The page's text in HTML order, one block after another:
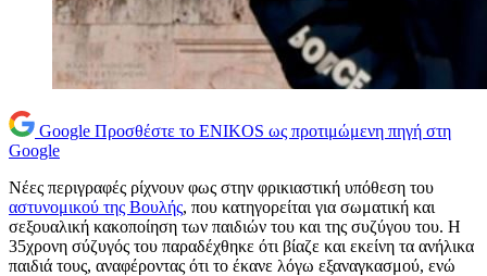
Google Προσθέστε το ENIKOS ως προτιμώμενη πηγή στη
Google
Νέες περιγραφές ρίχνουν φως στην φρικιαστική υπόθεση του
αστυνομικού της Βουλής, που κατηγορείται για σωματική και
σεξουαλική κακοποίηση των παιδιών του και της συζύγου του. Η
35χρονη σύζυγός του παραδέχθηκε ότι βίαζε και εκείνη τα ανήλικα
παιδιά τους, αναφέροντας ότι το έκανε λόγω εξαναγκασμού, ενώ